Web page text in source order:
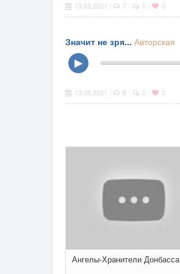
13.05.2021 7 0 0
Значит не зря... Авторская
▶
13.05.2021 8 0 0
Ангелы-Хранители Донбасса